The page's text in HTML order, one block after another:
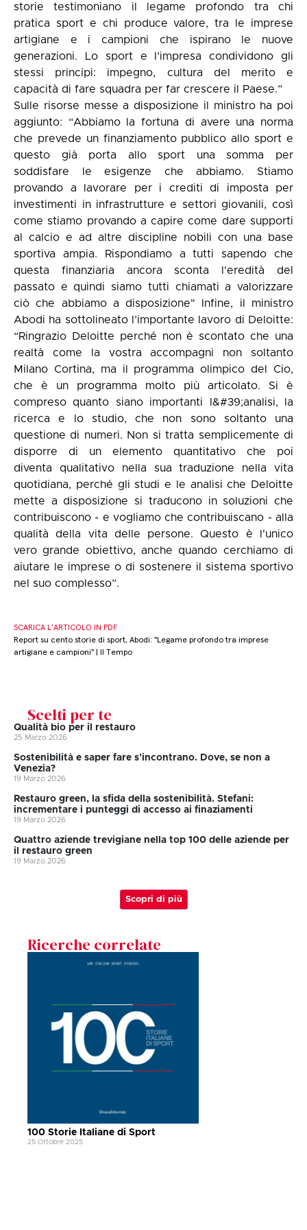
storie testimoniano il legame profondo tra chi
pratica sport e chi produce valore, tra le imprese
artigiane e i campioni che ispirano le nuove
generazioni. Lo sport e l’impresa condividono gli
stessi principi: impegno, cultura del merito e
capacità di fare squadra per far crescere il Paese.”
Sulle risorse messe a disposizione il ministro ha poi
aggiunto: “Abbiamo la fortuna di avere una norma
che prevede un finanziamento pubblico allo sport e
questo già porta allo sport una somma per
soddisfare le esigenze che abbiamo. Stiamo
provando a lavorare per i crediti di imposta per
investimenti in infrastrutture e settori giovanili, così
come stiamo provando a capire come dare supporti
al calcio e ad altre discipline nobili con una base
sportiva ampia. Rispondiamo a tutti sapendo che
questa finanziaria ancora sconta l'eredità del
passato e quindi siamo tutti chiamati a valorizzare
ciò che abbiamo a disposizione" Infine, il ministro
Abodi ha sottolineato l’importante lavoro di Deloitte:
“Ringrazio Deloitte perché non è scontato che una
realtà come la vostra accompagni non soltanto
Milano Cortina, ma il programma olimpico del Cio,
che è un programma molto più articolato. Si è
compreso quanto siano importanti l&#39;analisi, la
ricerca e lo studio, che non sono soltanto una
questione di numeri. Non si tratta semplicemente di
disporre di un elemento quantitativo che poi
diventa qualitativo nella sua traduzione nella vita
quotidiana, perché gli studi e le analisi che Deloitte
mette a disposizione si traducono in soluzioni che
contribuiscono - e vogliamo che contribuiscano - alla
qualità della vita delle persone. Questo è l'unico
vero grande obiettivo, anche quando cerchiamo di
aiutare le imprese o di sostenere il sistema sportivo
nel suo complesso”.
SCARICA L’ARTICOLO IN PDF
Report su cento storie di sport, Abodi: "Legame profondo tra imprese
artigiane e campioni" | Il Tempo
Scelti per te
Qualità bio per il restauro
25 Marzo 2026
Sostenibilità e saper fare s’incontrano. Dove, se non a
Venezia?
19 Marzo 2026
Restauro green, la sfida della sostenibilità. Stefani:
incrementare i punteggi di accesso ai finaziamenti
19 Marzo 2026
Quattro aziende trevigiane nella top 100 delle aziende per
il restauro green
19 Marzo 2026
Scopri di più
Ricerche correlate
100 Storie Italiane di Sport
25 Ottobre 2025